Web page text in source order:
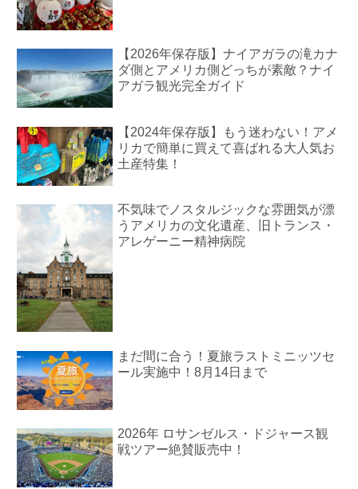
【2026年保存版】ナイアガラの滝カナ
ダ側とアメリカ側どっちが素敵？ナイ
アガラ観光完全ガイド
【2024年保存版】もう迷わない！アメ
リカで簡単に買えて喜ばれる大人気お
土産特集！
不気味でノスタルジックな雰囲気が漂
うアメリカの文化遺産、旧トランス・
アレゲーニー精神病院
まだ間に合う！夏旅ラストミニッツセ
ール実施中！8月14日まで
2026年 ロサンゼルス・ドジャース観
戦ツアー絶賛販売中！